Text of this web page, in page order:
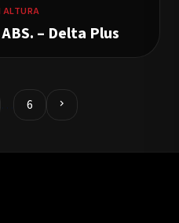
ALTURA
– Delta Plus
6 chevron_right